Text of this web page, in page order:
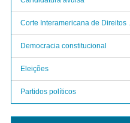
Corte Interamericana de Direitos ...
Democracia constitucional
Eleições
Partidos políticos